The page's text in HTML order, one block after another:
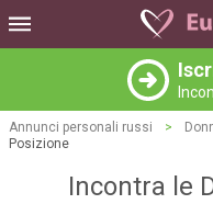
Annunci personali russi >
Posizione
Incontra le